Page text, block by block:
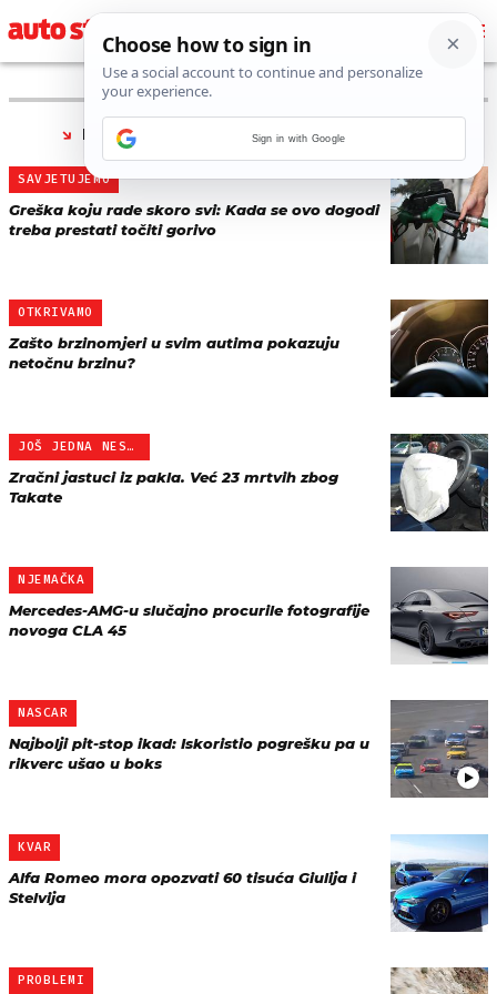
PRONAĐENO 8 REZULTATA ZA TAG “
SAVJETUJEMO
Greška koju rade skoro svi: Kada se ovo dogodi
treba prestati točiti gorivo
OTKRIVAMO
Zašto brzinomjeri u svim autima pokazuju
netočnu brzinu?
JOŠ JEDNA NESREĆA
Zračni jastuci iz pakla. Već 23 mrtvih zbog
Takate
NJEMAČKA
Mercedes-AMG-u slučajno procurile fotografije
novoga CLA 45
NASCAR
Najbolji pit-stop ikad: Iskoristio pogrešku pa u
rikverc ušao u boks
KVAR
Alfa Romeo mora opozvati 60 tisuća Giulija i
Stelvija
PROBLEMI
Sign in with Google